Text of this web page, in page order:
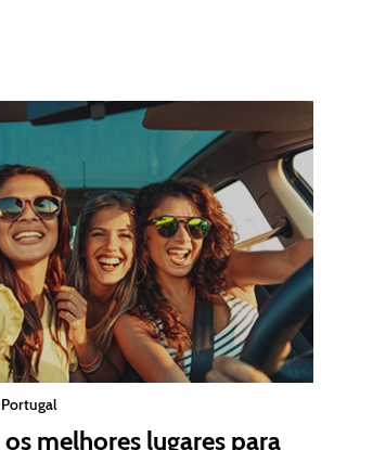
melhores lugares para